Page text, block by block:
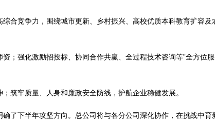
合竞争力，围绕城市更新、乡村振兴、高校优质本科教育扩容及
；强化激励招投标、协同合作共赢、全过程技术咨询等”全方位
筑牢质量、人身和廉政安全防线，护航企业稳健发展。
了下半年攻坚方向。总公司将与各分公司深化协作，在挑战中育